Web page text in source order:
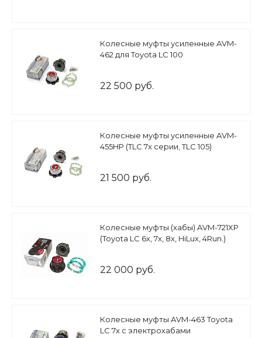
Колесные муфты усиленные AVM-
462 для Toyota LC 100
22 500 руб.
Колесные муфты усиленные AVM-
455HP (TLC 7x серии, TLC 105)
21 500 руб.
Колесные муфты (хабы) AVM-721XP
(Toyota LC 6x, 7x, 8x, HiLux, 4Run.)
22 000 руб.
Колесные муфты AVM-463 Toyota
LC 7х c электрохабами